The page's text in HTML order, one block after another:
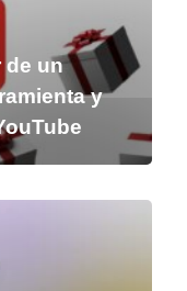
de un
y